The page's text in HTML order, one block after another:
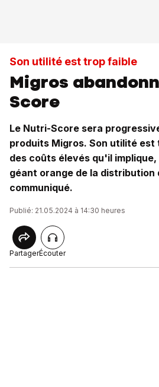
Son utilité est trop faible
Migros
Score
Le Nutri-Score sera
produits Migros. Son utilité
des coûts élevés qu'il
géant orange de la distribution
communiqué.
Publié: 21.05.2024 à 14:30 heures
PartagerÉcouter